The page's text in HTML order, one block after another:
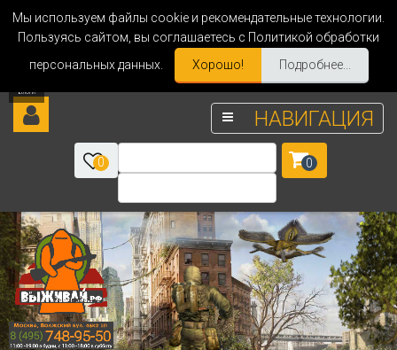
Мы используем файлы cookie и рекомендательные технологии.
Пользуясь сайтом, вы соглашаетесь с Политикой обработки
персональных данных.
Хорошо! Подробнее...
НАВИГАЦИЯ
0 0